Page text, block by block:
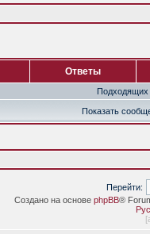
Ответы
Подходящих
Показать
Перейти:
Создано на основе phpBB®
[